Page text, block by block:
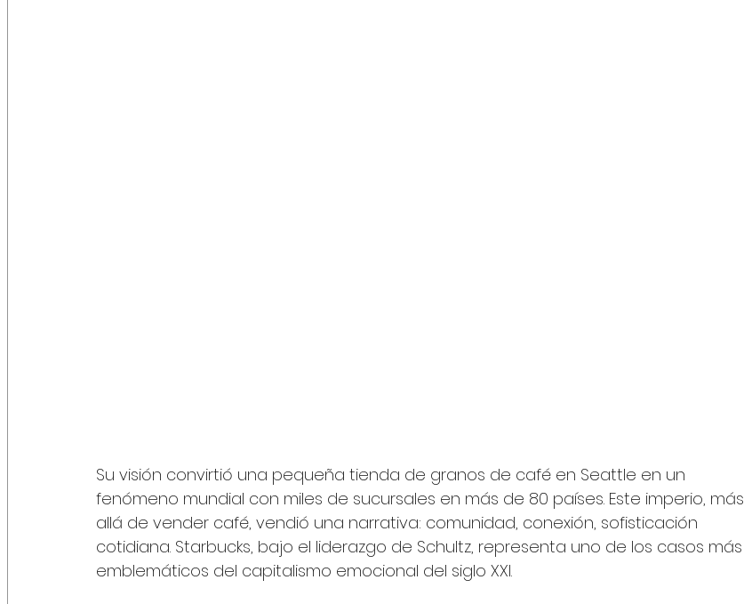
Su visión convirtió una pequeña tienda de granos de café en Seattle en un
fenómeno mundial con miles de sucursales en más de 80 países. Este imperio, más
allá de vender café, vendió una narrativa: comunidad, conexión, sofisticación
cotidiana. Starbucks, bajo el liderazgo de Schultz, representa uno de los casos más
emblemáticos del capitalismo emocional del siglo XXI.